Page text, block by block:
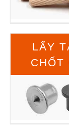
LẤY
CHỐT